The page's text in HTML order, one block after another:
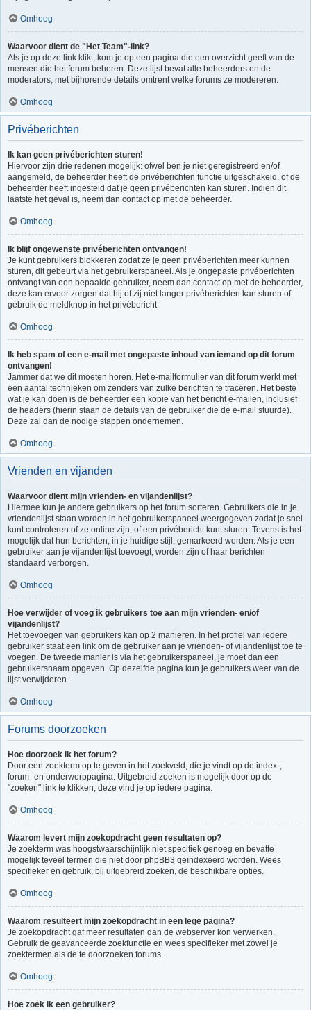
Omhoog
Waarvoor dient de "Het Team"-link?
Als je op deze link klikt, kom je op een pagina die een overzicht geeft van de
mensen die het forum beheren. Deze lijst bevat alle beheerders en de
moderators, met bijhorende details omtrent welke forums ze modereren.
Omhoog
Privéberichten
Ik kan geen privéberichten sturen!
Hiervoor zijn drie redenen mogelijk: ofwel ben je niet geregistreerd en/of
aangemeld, de beheerder heeft de privéberichten functie uitgeschakeld, of de
beheerder heeft ingesteld dat je geen privéberichten kan sturen. Indien dit
laatste het geval is, neem dan contact op met de beheerder.
Omhoog
Ik blijf ongewenste privéberichten ontvangen!
Je kunt gebruikers blokkeren zodat ze je geen privéberichten meer kunnen
sturen, dit gebeurt via het gebruikerspaneel. Als je ongepaste privéberichten
ontvangt van een bepaalde gebruiker, neem dan contact op met de beheerder,
deze kan ervoor zorgen dat hij of zij niet langer privéberichten kan sturen of
gebruik de meldknop in het privébericht.
Omhoog
Ik heb spam of een e-mail met ongepaste inhoud van iemand op dit forum
ontvangen!
Jammer dat we dit moeten horen. Het e-mailformulier van dit forum werkt met
een aantal technieken om zenders van zulke berichten te traceren. Het beste
wat je kan doen is de beheerder een kopie van het bericht e-mailen, inclusief
de headers (hierin staan de details van de gebruiker die de e-mail stuurde).
Deze zal dan de nodige stappen ondernemen.
Omhoog
Vrienden en vijanden
Waarvoor dient mijn vrienden- en vijandenlijst?
Hiermee kun je andere gebruikers op het forum sorteren. Gebruikers die in je
vriendenlijst staan worden in het gebruikerspaneel weergegeven zodat je snel
kunt controleren of ze online zijn, of een privébericht kunt sturen. Tevens is het
mogelijk dat hun berichten, in je huidige stijl, gemarkeerd worden. Als je een
gebruiker aan je vijandenlijst toevoegt, worden zijn of haar berichten
standaard verborgen.
Omhoog
Hoe verwijder of voeg ik gebruikers toe aan mijn vrienden- en/of
vijandenlijst?
Het toevoegen van gebruikers kan op 2 manieren. In het profiel van iedere
gebruiker staat een link om de gebruiker aan je vrienden- of vijandenlijst toe te
voegen. De tweede manier is via het gebruikerspaneel, je moet dan een
gebruikersnaam opgeven. Op dezelfde pagina kun je gebruikers weer van de
lijst verwijderen.
Omhoog
Forums doorzoeken
Hoe doorzoek ik het forum?
Door een zoekterm op te geven in het zoekveld, die je vindt op de index-,
forum- en onderwerppagina. Uitgebreid zoeken is mogelijk door op de
"zoeken" link te klikken, deze vind je op iedere pagina.
Omhoog
Waarom levert mijn zoekopdracht geen resultaten op?
Je zoekterm was hoogstwaarschijnlijk niet specifiek genoeg en bevatte
mogelijk teveel termen die niet door phpBB3 geïndexeerd worden. Wees
specifieker en gebruik, bij uitgebreid zoeken, de beschikbare opties.
Omhoog
Waarom resulteert mijn zoekopdracht in een lege pagina?
Je zoekopdracht gaf meer resultaten dan de webserver kon verwerken.
Gebruik de geavanceerde zoekfunctie en wees specifieker met zowel je
zoektermen als de te doorzoeken forums.
Omhoog
Hoe zoek ik een gebruiker?